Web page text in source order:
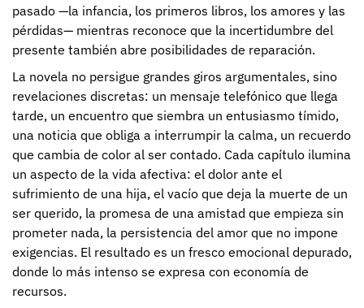
pasado —la infancia, los primeros libros, los amores y las
pérdidas— mientras reconoce que la incertidumbre del
presente también abre posibilidades de reparación.
La novela no persigue grandes giros argumentales, sino
revelaciones discretas: un mensaje telefónico que llega
tarde, un encuentro que siembra un entusiasmo tímido,
una noticia que obliga a interrumpir la calma, un recuerdo
que cambia de color al ser contado. Cada capítulo ilumina
un aspecto de la vida afectiva: el dolor ante el
sufrimiento de una hija, el vacío que deja la muerte de un
ser querido, la promesa de una amistad que empieza sin
prometer nada, la persistencia del amor que no impone
exigencias. El resultado es un fresco emocional depurado,
donde lo más intenso se expresa con economía de
recursos.